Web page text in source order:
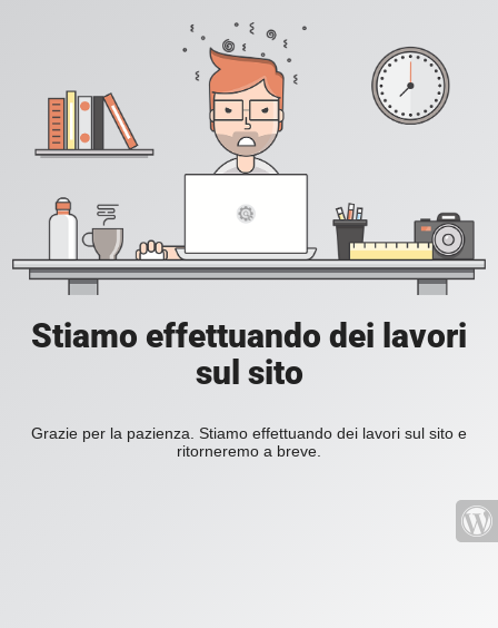
Stiamo effettuando dei lavori
sul sito
Grazie per la pazienza. Stiamo effettuando dei lavori sul sito e
ritorneremo a breve.